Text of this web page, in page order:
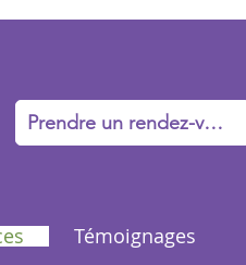
Prendre un rendez-vous
Témoignages